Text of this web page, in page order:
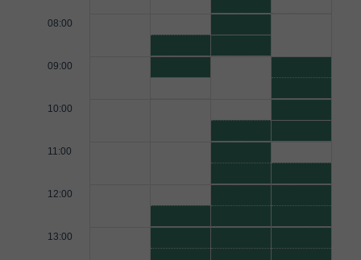
08:00
09:00
10:00
11:00
12:00
13:00